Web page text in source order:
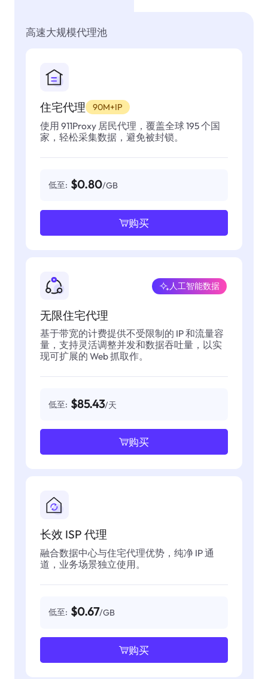
高速大规模代理池
住宅代理 90M+IP
使用 911Proxy 居民代理，覆盖全球 195 个国
家，轻松采集数据，避免被封锁。
低至: $0.80/GB
购买
无限住宅代理
人工智能数据
基于带宽的计费提供不受限制的 IP 和流量容
量，支持灵活调整并发和数据吞吐量，以实
现可扩展的 Web 抓取作。
低至: $85.43/天
购买
长效 ISP 代理
融合数据中心与住宅代理优势，纯净 IP 通
道，业务场景独立使用。
低至: $0.67/GB
购买